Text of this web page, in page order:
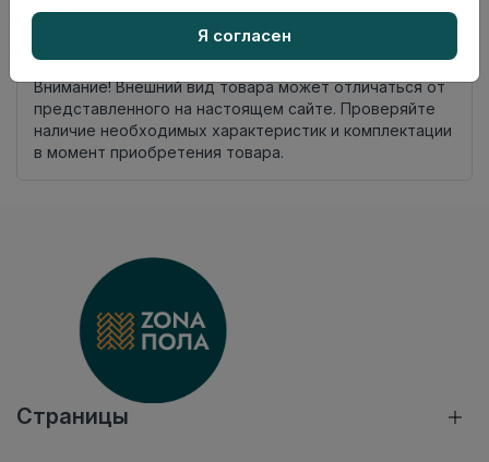
Осталось36 упак
Внимание! Внешний вид товара может отличаться от
представленного на настоящем сайте. Проверяйте
наличие необходимых характеристик и комплектации
в момент приобретения товара.
Страницы
Я согласен